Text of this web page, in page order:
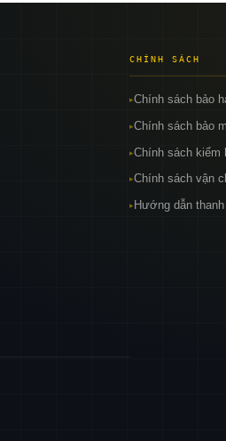
CHÍNH SÁCH
▸Chính sách bảo
▸Chính sách bảo
▸Chính sách kiểm
▸Chính sách vận
▸ Hướng dẫn